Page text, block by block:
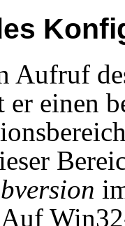
Aufruf
einen